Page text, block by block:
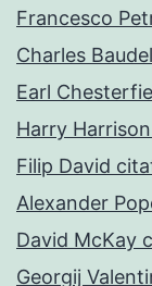
Francesco
Charles
Earl
Harry
Filip David
Alexander
David McKay
Georgij